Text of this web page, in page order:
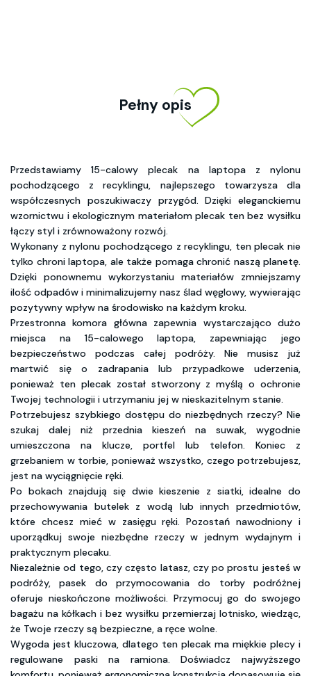
Pełny opis
Przedstawiamy 15-calowy plecak na laptopa z nylonu
pochodzącego z recyklingu, najlepszego towarzysza dla
współczesnych poszukiwaczy przygód. Dzięki eleganckiemu
wzornictwu i ekologicznym materiałom plecak ten bez wysiłku
łączy styl i zrównoważony rozwój.
Wykonany z nylonu pochodzącego z recyklingu, ten plecak nie
tylko chroni laptopa, ale także pomaga chronić naszą planetę.
Dzięki ponownemu wykorzystaniu materiałów zmniejszamy
ilość odpadów i minimalizujemy nasz ślad węglowy, wywierając
pozytywny wpływ na środowisko na każdym kroku.
Przestronna komora główna zapewnia wystarczająco dużo
miejsca na 15-calowego laptopa, zapewniając jego
bezpieczeństwo podczas całej podróży. Nie musisz już
martwić się o zadrapania lub przypadkowe uderzenia,
ponieważ ten plecak został stworzony z myślą o ochronie
Twojej technologii i utrzymaniu jej w nieskazitelnym stanie.
Potrzebujesz szybkiego dostępu do niezbędnych rzeczy? Nie
szukaj dalej niż przednia kieszeń na suwak, wygodnie
umieszczona na klucze, portfel lub telefon. Koniec z
grzebaniem w torbie, ponieważ wszystko, czego potrzebujesz,
jest na wyciągnięcie ręki.
Po bokach znajdują się dwie kieszenie z siatki, idealne do
przechowywania butelek z wodą lub innych przedmiotów,
które chcesz mieć w zasięgu ręki. Pozostań nawodniony i
uporządkuj swoje niezbędne rzeczy w jednym wydajnym i
praktycznym plecaku.
Niezależnie od tego, czy często latasz, czy po prostu jesteś w
podróży, pasek do przymocowania do torby podróżnej
oferuje nieskończone możliwości. Przymocuj go do swojego
bagażu na kółkach i bez wysiłku przemierzaj lotnisko, wiedząc,
że Twoje rzeczy są bezpieczne, a ręce wolne.
Wygoda jest kluczowa, dlatego ten plecak ma miękkie plecy i
regulowane paski na ramiona. Doświadcz najwyższego